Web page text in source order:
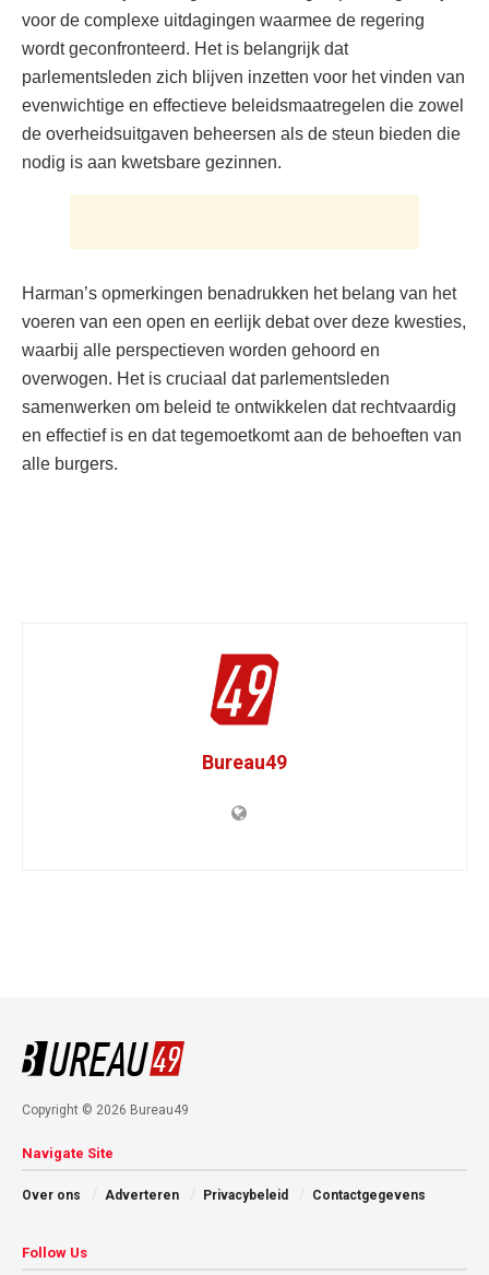
voor de complexe uitdagingen waarmee de regering
wordt geconfronteerd. Het is belangrijk dat
parlementsleden zich blijven inzetten voor het vinden van
evenwichtige en effectieve beleidsmaatregelen die zowel
de overheidsuitgaven beheersen als de steun bieden die
nodig is aan kwetsbare gezinnen.
Harman’s opmerkingen benadrukken het belang van het
voeren van een open en eerlijk debat over deze kwesties,
waarbij alle perspectieven worden gehoord en
overwogen. Het is cruciaal dat parlementsleden
samenwerken om beleid te ontwikkelen dat rechtvaardig
en effectief is en dat tegemoetkomt aan de behoeften van
alle burgers.
Bureau49
Copyright © 2026 Bureau49
Navigate Site
Over ons Adverteren Privacybeleid Contactgegevens
Follow Us